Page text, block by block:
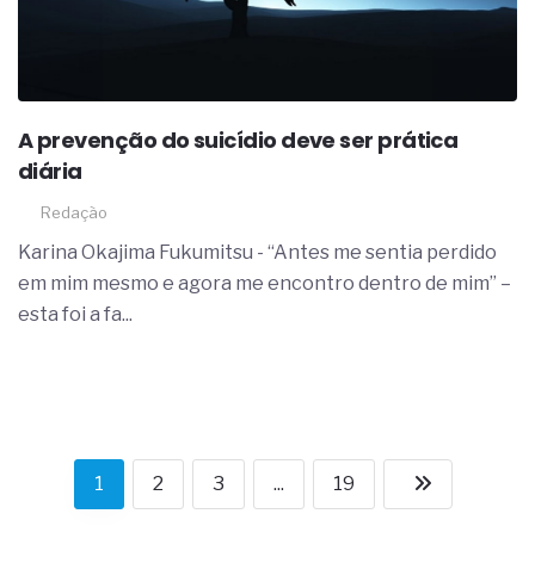
A prevenção do suicídio deve ser prática
diária
Redação
Karina Okajima Fukumitsu - “Antes me sentia perdido
em mim mesmo e agora me encontro dentro de mim” –
esta foi a fa...
1 2 3 ... 19